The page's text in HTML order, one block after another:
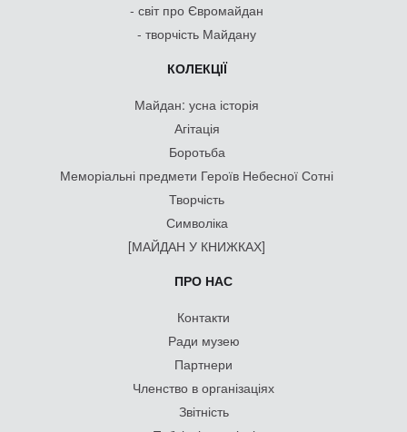
- світ про Євромайдан
- творчість Майдану
КОЛЕКЦІЇ
Майдан: усна історія
Агітація
Боротьба
Меморіальні предмети Героїв Небесної Сотні
Творчість
Символіка
[МАЙДАН У КНИЖКАХ]
ПРО НАС
Контакти
Ради музею
Партнери
Членство в організаціях
Звітність